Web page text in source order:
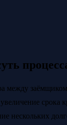
между
срока
нескольких